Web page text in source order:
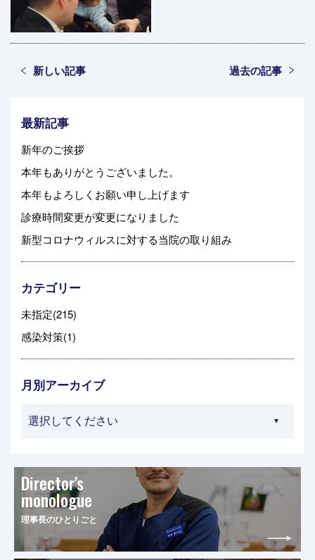
新しい記事 過去の記事
最新記事
新年のご挨拶
本年もありがとうございました。
本年もよろしくお願い申し上げます
診療時間変更が変更になりました
新型コロナウィルスに対する当院の取り組み
カテゴリー
未指定(215)
感染対策(1)
月別アーカイブ
Director's
monologue
理事長のひとりごと